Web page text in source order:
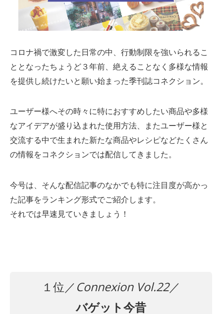
コロナ禍で激変した日常の中、行動制限を強いられるこ
ととなったちょうど３年前、絶えることなく多様な情報
を提供し続けたいと願い始まった季刊誌コネクション。
ユーザー様へその時々に特におすすめしたい商品や多様
なアイデアが盛り込まれた使用方法、またユーザー様と
交流する中で生まれた新たな商品やレシピなどたくさん
の情報をコネクションでは配信してきました。
今号は、そんな配信記事のなかでも特に注目度が高かっ
た記事をランキング形式でご紹介します。
それでは早速見ていきましょう！
１位／Connexion Vol.22／
バゲット今昔